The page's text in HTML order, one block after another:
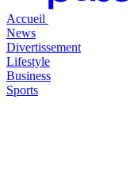
Accueil
News
Divertissement
Lifestyle
Business
Sports